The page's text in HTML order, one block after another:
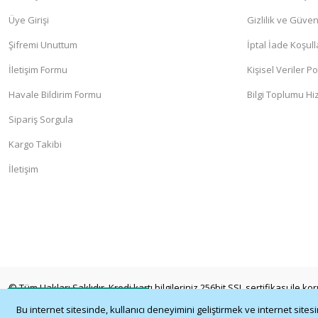
Bu internet sitesinde, kullanıcı deneyimini geliştirmek ve internet
Whatsapp İletişim
Üye Girişi
Şifremi Unuttum
İletişim Formu
Havale Bildirim Formu
Sipariş Sorgula
Kargo Takibi
İletişim
Gizlilik ve
İptal İade
Kişisel Veriler
Bilgi Toplumu
© Tüm Hakları Saklıdır. Kredi kartı bilgileriniz 256bit SSL sertifikası ile